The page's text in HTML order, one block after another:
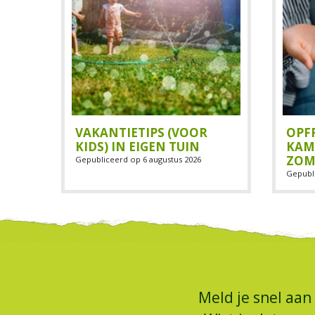
VAKANTIETIPS (VOOR
KIDS) IN EIGEN TUIN
Gepubliceerd op 6 augustus 2026
Meld je snel